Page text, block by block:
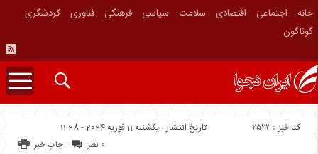
خانه اجتماعی اقتصادی سلامت سیاسی فرهنگی فناوری
گردشگری
گوناگون
تاریخ انتشار : یکشنبه 11 فوریه 2024 - 11:28 کد خبر : 2523
چاپ خبر 0 نظر